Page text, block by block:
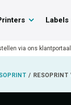
Labels
via ons klantportaal
/ RESOPRINT